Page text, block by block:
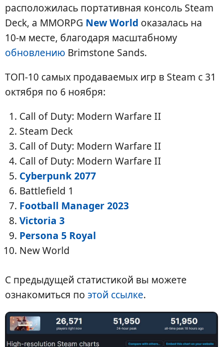
расположилась портативная консоль Steam
Deck, а MMORPG New World оказалась на
10-м месте, благодаря масштабному
обновлению Brimstone Sands.
ТОП-10 самых продаваемых игр в Steam с 31
октября по 6 ноября:
Call of Duty: Modern Warfare II
Steam Deck
Call of Duty: Modern Warfare II
Call of Duty: Modern Warfare II
Cyberpunk 2077
Battlefield 1
Football Manager 2023
Victoria 3
Persona 5 Royal
New World
С предыдущей статистикой вы можете
ознакомиться по этой ссылке.